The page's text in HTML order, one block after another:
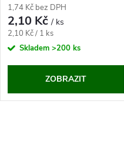
1,74 Kč bez DPH
2,10 Kč/ ks
Měrná
cena:
2,10 Kč / 1 ks
Skladem >200 ks
ZOBRAZIT